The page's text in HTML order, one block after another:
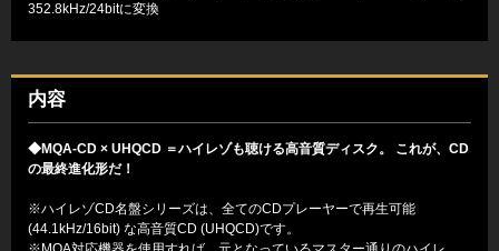
352.8kHz/24bitに変換
内容
◆MQA-CD × UHQCD ＝ハイレゾも聴ける高音質ディスク。 これが、CD
の最終進化形だ！
※ハイレゾCD名盤シリーズは、全てのCDプレーヤーで再生可能
(44.1kHz/16bit) な高音質CD (UHQCD)です。